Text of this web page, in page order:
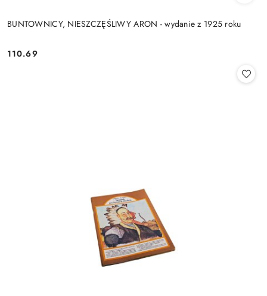
BUNTOWNICY, NIESZCZĘŚLIWY ARON - wydanie z 1925 roku
Cena:
110.69